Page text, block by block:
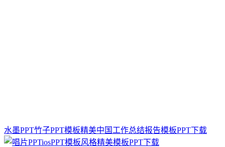
水墨PPT竹子PPT模板精美中国工作总结报告模板PPT下载